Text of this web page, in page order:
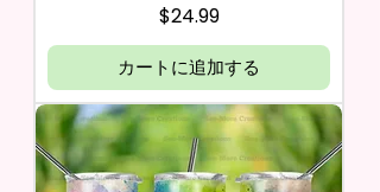
価格
$24.99
カートに追加する